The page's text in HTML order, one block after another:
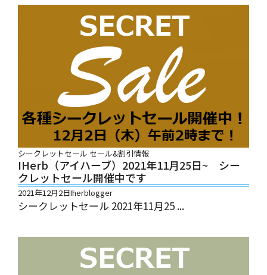
シークレットセール セール&割引情報
IHerb（アイハーブ）2021年11月25日~ シー
クレットセール開催中です
2021年12月2日Iherblogger
シークレットセール 2021年11月25 ...